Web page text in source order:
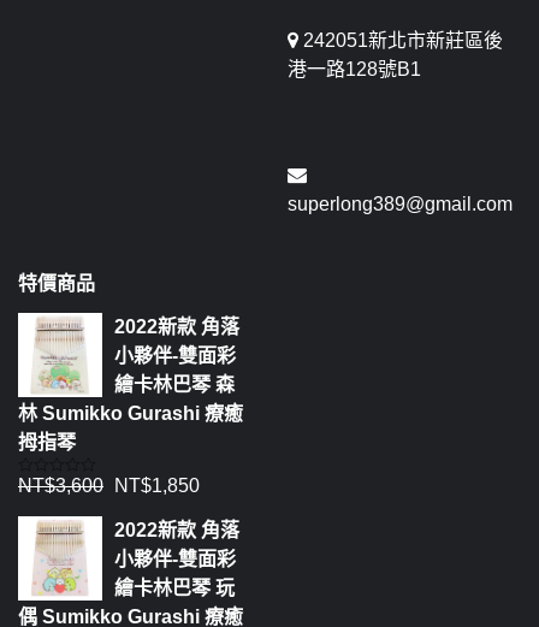
242051新北市新莊區後
港一路128號B1
superlong389@gmail.com
特價商品
2022新款 角落
小夥伴-雙面彩
繪卡林巴琴 森
林 Sumikko Gurashi 療癒
拇指琴
評
0
NT$3,600 NT$1,850
2022新款 角落
小夥伴-雙面彩
繪卡林巴琴 玩
偶 Sumikko Gurashi 療癒